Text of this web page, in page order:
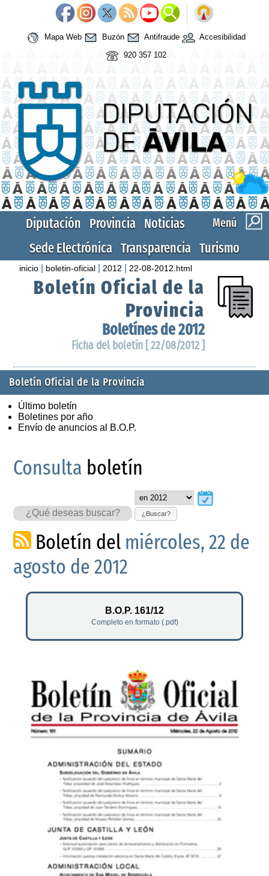
Mapa Web Buzón Antifraude
Accesibilidad
920 357 102
Menú
Diputación Provincia Noticias
Sede Electrónica Transparencia Turismo
inicio boletin-oficial 2012 22-08-2012.html
Boletín Oficial de la
Provincia
Boletínes de 2012
Ficha del boletín [ 22/08/2012 ]
Boletín Oficial de la Provincia
Último boletín
Boletines por año
Envío de anuncios al B.O.P.
Consulta boletín
¿Buscar?
Boletín del miércoles, 22 de
agosto de 2012
B.O.P. 161/12
Completo en formato (.pdf)